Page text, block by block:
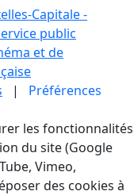
Capitale -
public
et de
| Préférences
les fonctionnalités
du site (Google
Vimeo,
des cookies à